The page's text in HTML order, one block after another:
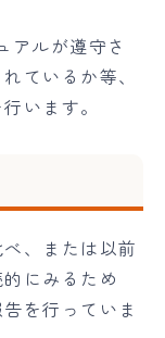
アルが遵守さ
ているか等、
います。
、または以前
にみるため
を行っていま